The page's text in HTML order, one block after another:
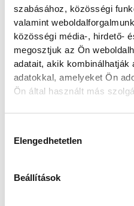
szabásához, közösségi
valamint
közösségi média-, hirdető-
megosztjuk az Ön
adatait, akik kombinálhatják
adatokkal, amelyeket Ön
Ön által használt más
Elengedhetetlen
Beállítások
akna került elő.
Késéltánc a
történik, ha
Mártha Imre, az
adott interjújában
Atomerőmű előtt
szakember, aki